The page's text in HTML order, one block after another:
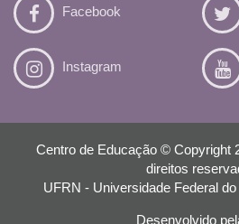
Facebook
Instagram
Centro de Educação © Copyright
direitos
UFRN - Universidade Federal
Desenvolvido